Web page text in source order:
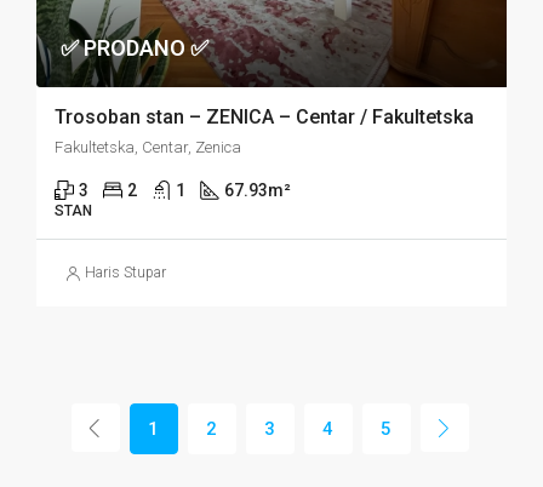
✅ PRODANO ✅
Trosoban stan – ZENICA – Centar / Fakultetska
Fakultetska, Centar, Zenica
3 2 1 67.93m²
STAN
Haris Stupar
1 2 3 4 5